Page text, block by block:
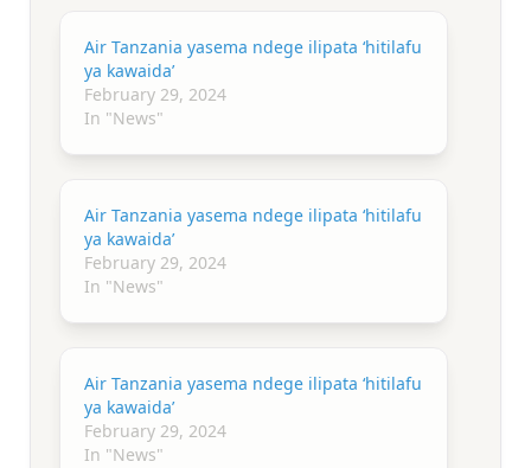
Air Tanzania yasema ndege ilipata ‘hitilafu
ya kawaida’
February 29, 2024
In "News"
Air Tanzania yasema ndege ilipata ‘hitilafu
ya kawaida’
February 29, 2024
In "News"
Air Tanzania yasema ndege ilipata ‘hitilafu
ya kawaida’
February 29, 2024
In "News"